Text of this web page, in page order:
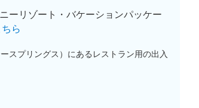
ーリゾート・バケーションパッケー
ら
スプリングス）にあるレストラン用の出入